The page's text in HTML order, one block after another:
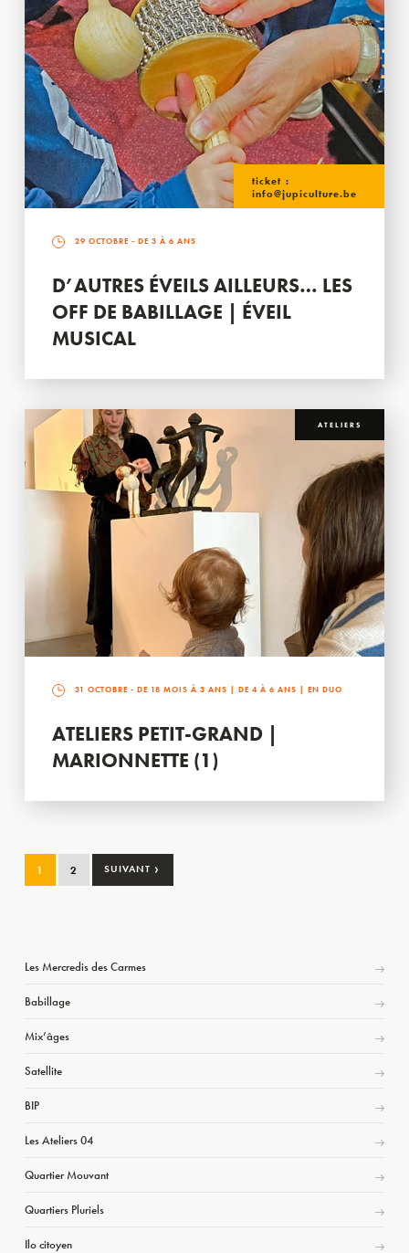
ticket :
info@jupiculture.be
29 OCTOBRE - DE 3 À 6 ANS
D’AUTRES ÉVEILS AILLEURS… LES
OFF DE BABILLAGE | ÉVEIL
MUSICAL
ATELIERS
31 OCTOBRE - DE 18 MOIS À 3 ANS | DE 4 À 6 ANS | EN DUO
ATELIERS PETIT-GRAND |
MARIONNETTE (1)
1 2 SUIVANT ›
Les Mercredis des Carmes
Babillage
Mix’âges
Satellite
BIP
Les Ateliers 04
Quartier Mouvant
Quartiers Pluriels
Ilo citoyen